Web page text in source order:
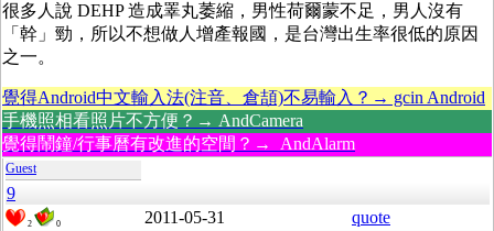
很多人說 DEHP 造成睪丸萎縮，男性荷爾蒙不足，男人沒有
「幹」勁，所以不想做人增產報國，是台灣出生率很低的原因
之一。
覺得Android中文輸入法(注音、倉頡)不易輸入？→ gcin Android
手機照相看照片不方便？→ AndCamera
覺得鬧鐘/行事曆有改進的空間？→ AndAlarm
Guest
9
2 0 2011-05-31 quote